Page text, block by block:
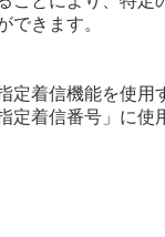
できます。
定着信機能を使用
定着信番号」に使